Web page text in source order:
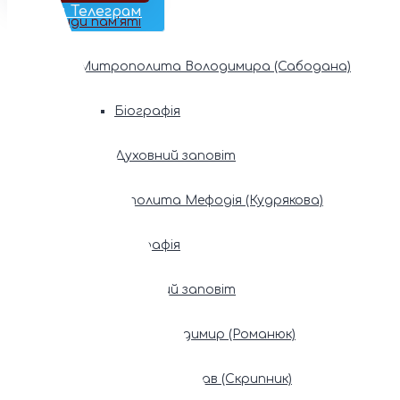
Наш Телеграм
Фонди пам’яті
Митрополита Володимира (Сабодана)
Біографія
Духовний заповіт
Митрополита Мефодія (Кудрякова)
Біографія
Духовний заповіт
Патріарх Володимир (Романюк)
Патріарх Мстислав (Скрипник)